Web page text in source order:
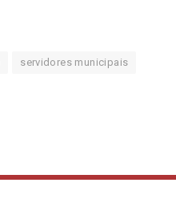
servidores municipais